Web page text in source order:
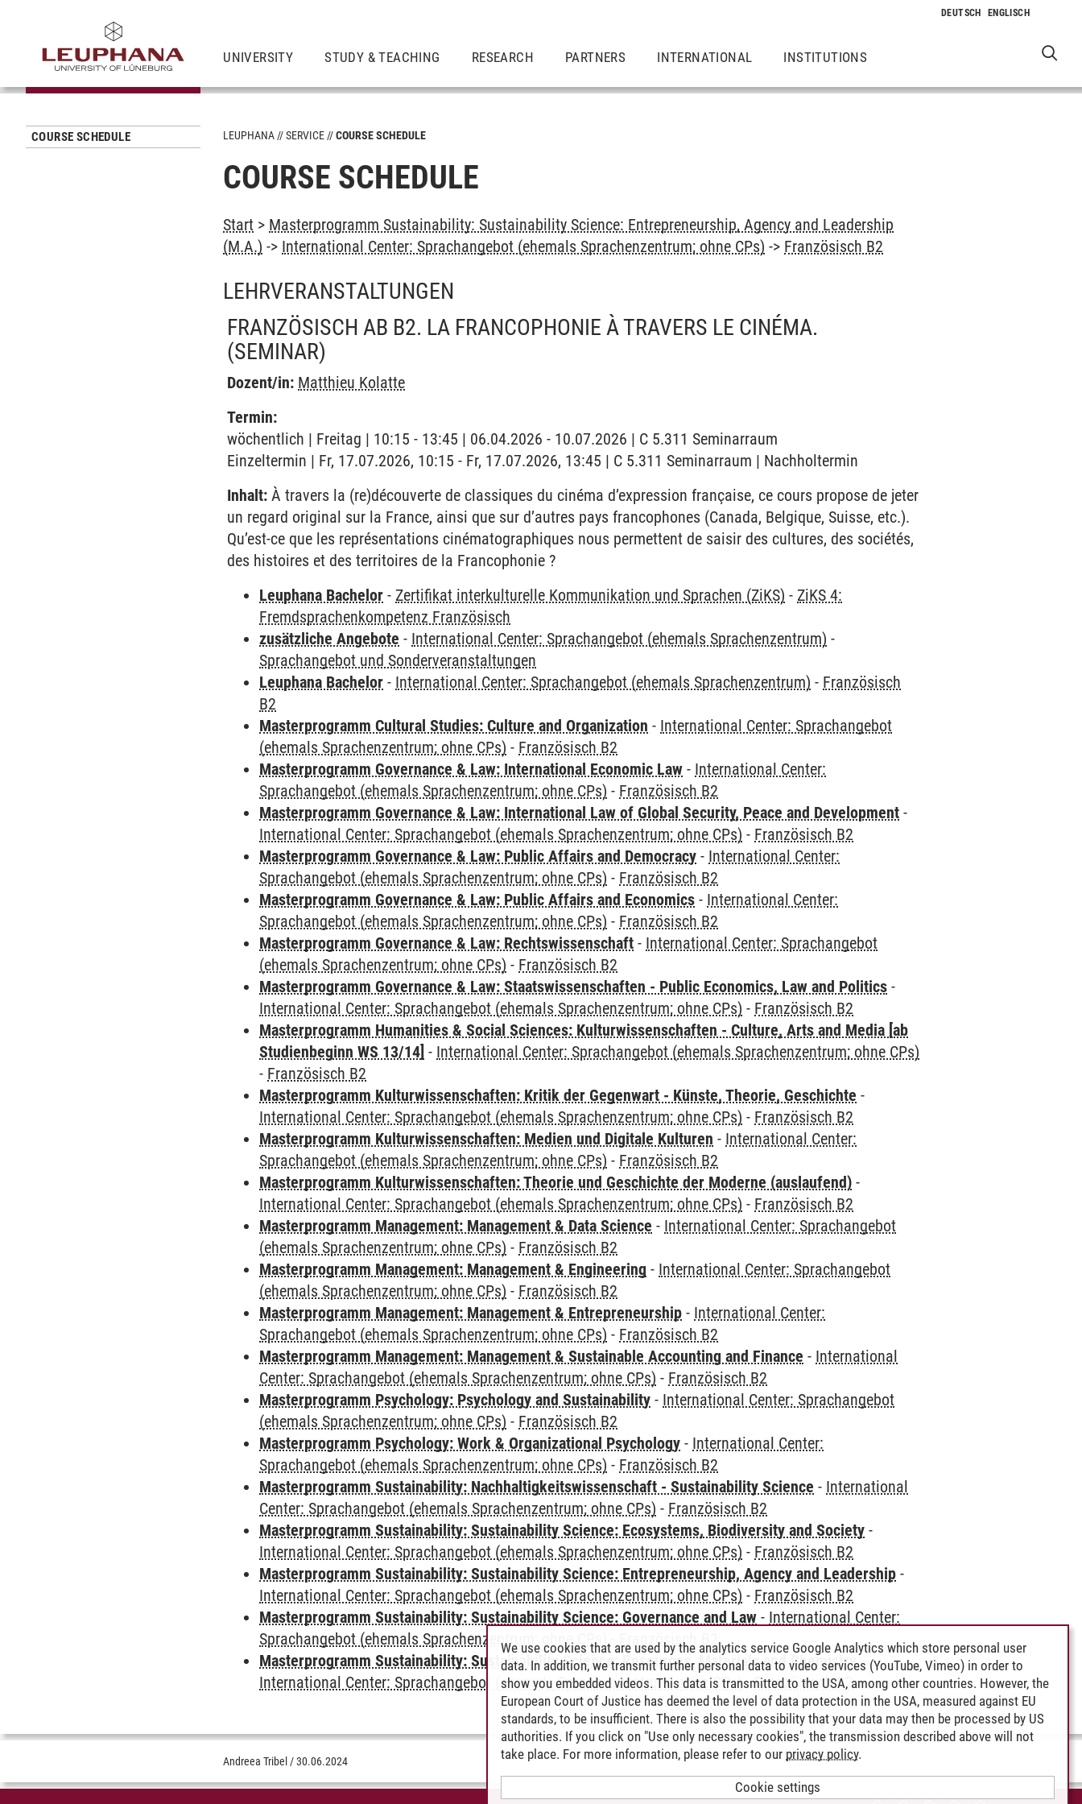
UNIVERSITY STUDY & TEACHING RESEARCH PARTNERS INTERNATIONAL INSTITUTIONS
COURSE SCHEDULE LEUPHANA SERVICE COURSE SCHEDULE
COURSE SCHEDULE
Start > Masterprogramm Sustainability: Sustainability Science: Entrepreneurship, Agency and Leadership
(M.A.) -> International Center: Sprachangebot (ehemals Sprachenzentrum; ohne CPs) -> Französisch B2
LEHRVERANSTALTUNGEN
FRANZÖSISCH AB B2. LA FRANCOPHONIE À TRAVERS LE CINÉMA.
(SEMINAR)
Dozent/in: Matthieu Kolatte
Termin:
wöchentlich | Freitag | 10:15 - 13:45 | 06.04.2026 - 10.07.2026 | C 5.311 Seminarraum
Einzeltermin | Fr, 17.07.2026, 10:15 - Fr, 17.07.2026, 13:45 | C 5.311 Seminarraum | Nachholtermin
Inhalt: À travers la (re)découverte de classiques du cinéma d’expression française, ce cours propose de jeter
un regard original sur la France, ainsi que sur d’autres pays francophones (Canada, Belgique, Suisse, etc.).
Qu’est-ce que les représentations cinématographiques nous permettent de saisir des cultures, des sociétés,
des histoires et des territoires de la Francophonie ?
Leuphana Bachelor - Zertifikat interkulturelle Kommunikation und Sprachen (ZiKS) - ZiKS 4:
Fremdsprachenkompetenz Französisch
zusätzliche Angebote - International Center: Sprachangebot (ehemals Sprachenzentrum) -
Sprachangebot und Sonderveranstaltungen
Leuphana Bachelor - International Center: Sprachangebot (ehemals Sprachenzentrum) - Französisch
B2
Masterprogramm Cultural Studies: Culture and Organization - International Center: Sprachangebot
(ehemals Sprachenzentrum; ohne CPs) - Französisch B2
Masterprogramm Governance & Law: International Economic Law - International Center:
Sprachangebot (ehemals Sprachenzentrum; ohne CPs) - Französisch B2
Masterprogramm Governance & Law: International Law of Global Security, Peace and Development -
International Center: Sprachangebot (ehemals Sprachenzentrum; ohne CPs) - Französisch B2
Masterprogramm Governance & Law: Public Affairs and Democracy - International Center:
Sprachangebot (ehemals Sprachenzentrum; ohne CPs) - Französisch B2
Masterprogramm Governance & Law: Public Affairs and Economics - International Center:
Sprachangebot (ehemals Sprachenzentrum; ohne CPs) - Französisch B2
Masterprogramm Governance & Law: Rechtswissenschaft - International Center: Sprachangebot
(ehemals Sprachenzentrum; ohne CPs) - Französisch B2
Masterprogramm Governance & Law: Staatswissenschaften - Public Economics, Law and Politics -
International Center: Sprachangebot (ehemals Sprachenzentrum; ohne CPs) - Französisch B2
Masterprogramm Humanities & Social Sciences: Kulturwissenschaften - Culture, Arts and Media [ab
Studienbeginn WS 13/14] - International Center: Sprachangebot (ehemals Sprachenzentrum; ohne CPs)
- Französisch B2
Masterprogramm Kulturwissenschaften: Kritik der Gegenwart - Künste, Theorie, Geschichte -
International Center: Sprachangebot (ehemals Sprachenzentrum; ohne CPs) - Französisch B2
Masterprogramm Kulturwissenschaften: Medien und Digitale Kulturen - International Center:
Sprachangebot (ehemals Sprachenzentrum; ohne CPs) - Französisch B2
Masterprogramm Kulturwissenschaften: Theorie und Geschichte der Moderne (auslaufend) -
International Center: Sprachangebot (ehemals Sprachenzentrum; ohne CPs) - Französisch B2
Masterprogramm Management: Management & Data Science - International Center: Sprachangebot
(ehemals Sprachenzentrum; ohne CPs) - Französisch B2
Masterprogramm Management: Management & Engineering - International Center: Sprachangebot
(ehemals Sprachenzentrum; ohne CPs) - Französisch B2
Masterprogramm Management: Management & Entrepreneurship - International Center:
Sprachangebot (ehemals Sprachenzentrum; ohne CPs) - Französisch B2
Masterprogramm Management: Management & Sustainable Accounting and Finance - International
Center: Sprachangebot (ehemals Sprachenzentrum; ohne CPs) - Französisch B2
Masterprogramm Psychology: Psychology and Sustainability - International Center: Sprachangebot
(ehemals Sprachenzentrum; ohne CPs) - Französisch B2
Masterprogramm Psychology: Work & Organizational Psychology - International Center:
Sprachangebot (ehemals Sprachenzentrum; ohne CPs) - Französisch B2
Masterprogramm Sustainability: Nachhaltigkeitswissenschaft - Sustainability Science - International
Center: Sprachangebot (ehemals Sprachenzentrum; ohne CPs) - Französisch B2
Masterprogramm Sustainability: Sustainability Science: Ecosystems, Biodiversity and Society -
International Center: Sprachangebot (ehemals Sprachenzentrum; ohne CPs) - Französisch B2
Masterprogramm Sustainability: Sustainability Science: Entrepreneurship, Agency and Leadership -
International Center: Sprachangebot (ehemals Sprachenzentrum; ohne CPs) - Französisch B2
Masterprogramm Sustainability: Sustainability Science: Governance and Law - International Center:
Sprachangebot (ehemals Sprachenzentrum; ohne CPs) -
Französisch B2
Masterprogramm Sustainability: Sustainability Science: Resources, Materials and Chemistry-
International Center: Sprachangebot (ehemals Sprachenzentrum; ohne CPs)-Französisch B2
Andreea Tribel /30.06.2024
We use cookies that are used by the analytics service Google Analytics which store personal user
data. In addition, we transmit further personal data to video services (YouTube, Vimeo) in order to
show you embedded videos. This data is transmitted to the USA, among other countries. However, the
European Court of Justice has deemed the level of data protection in the USA, measured against EU
standards, to be insufficient. There is also the possibility that your data may then be processed by US
authorities. If you click on "Use only necessary cookies", the transmission described above will not
take place. For more information, please refer to our privacy policy.
Cookie settings